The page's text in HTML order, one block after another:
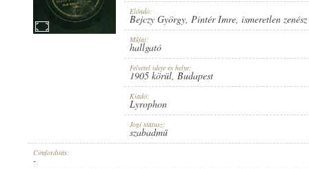
Előadó:
Bejczy György, Pintér Imre, ismeretlen
Műfaj:
hallgató
Felvétel ideje és helye:
1905 körül, Budapest
Kiadó:
Lyrophon
Jogi státusz:
szabadmű
Címfordítás:
-